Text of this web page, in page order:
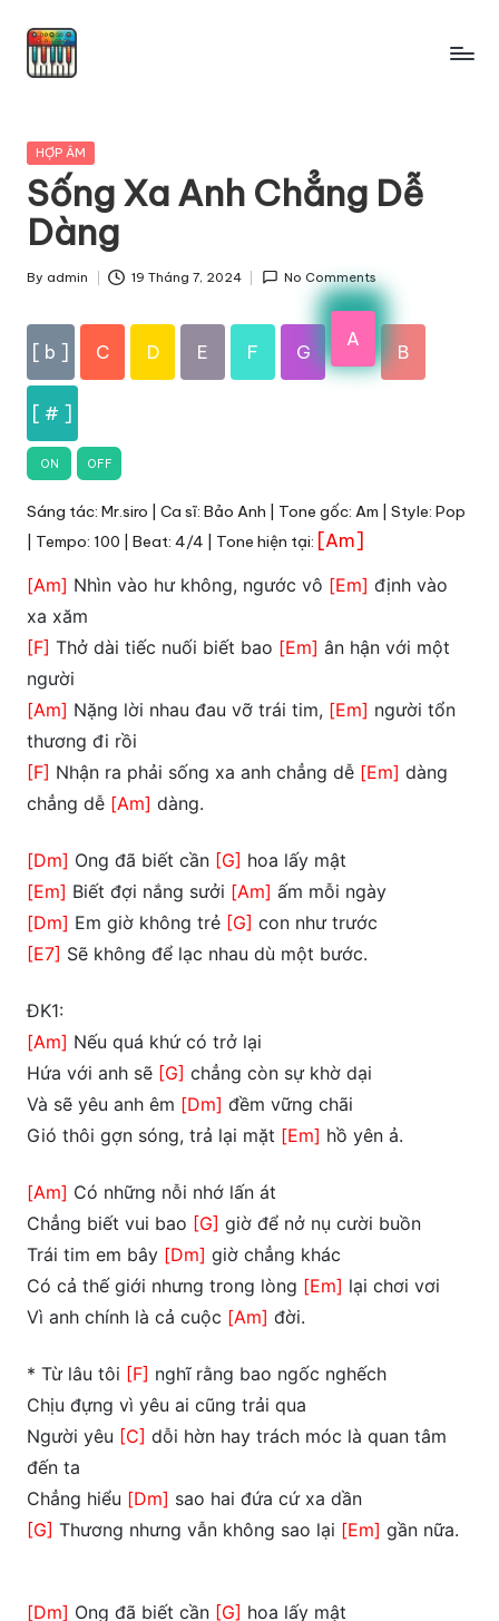
Skip
Posted
HỢP ÂM
Sống Xa Anh Chẳng Dễ
Dàng
Posted
By admin 19 Tháng 7, 2024 No Comments
[ b ] C D E F G
A
B
[ # ]
ON OFF
Sáng tác: Mr.siro | Ca sĩ: Bảo Anh | Tone gốc: Am | Style: Pop
| Tempo: 100 | Beat: 4/4 | Tone hiện tại: [Am]
[Am] Nhìn vào hư không, ngước vô [Em] định vào
xa xăm
[F] Thở dài tiếc nuối biết bao [Em] ân hận với một
người
[Am] Nặng lời nhau đau vỡ trái tim, [Em] người tổn
thương đi rồi
[F] Nhận ra phải sống xa anh chẳng dễ [Em] dàng
chẳng dễ [Am] dàng.
[Dm] Ong đã biết cần [G] hoa lấy mật
[Em] Biết đợi nắng sưởi [Am] ấm mỗi ngày
[Dm] Em giờ không trẻ [G] con như trước
[E7] Sẽ không để lạc nhau dù một bước.
ĐK1:
[Am] Nếu quá khứ có trở lại
Hứa với anh sẽ [G] chẳng còn sự khờ dại
Và sẽ yêu anh êm [Dm] đềm vững chãi
Gió thôi gợn sóng, trả lại mặt [Em] hồ yên ả.
[Am] Có những nỗi nhớ lấn át
Chẳng biết vui bao [G] giờ để nở nụ cười buồn
Trái tim em bây [Dm] giờ chẳng khác
Có cả thế giới nhưng trong lòng [Em] lại chơi vơi
Vì anh chính là cả cuộc [Am] đời.
* Từ lâu tôi [F] nghĩ rằng bao ngốc nghếch
Chịu đựng vì yêu ai cũng trải qua
Người yêu [C] dỗi hờn hay trách móc là quan tâm
đến ta
Chẳng hiểu [Dm] sao hai đứa cứ xa dần
[G] Thương nhưng vẫn không sao lại [Em] gần nữa.
[Dm] Ong đã biết cần [G] hoa lấy mật